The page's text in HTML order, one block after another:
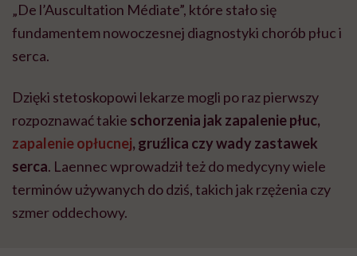
„De l’Auscultation Médiate”, które stało się
fundamentem nowoczesnej diagnostyki chorób płuc i
serca.
Dzięki stetoskopowi lekarze mogli po raz pierwszy
rozpoznawać takie schorzenia jak zapalenie płuc,
zapalenie opłucnej, gruźlica czy wady zastawek
serca. Laennec wprowadził też do medycyny wiele
terminów używanych do dziś, takich jak rzężenia czy
szmer oddechowy.